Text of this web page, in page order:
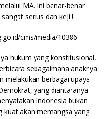
MA. Ini benar-benar
serius dan keji !.
hukum yang konstitusional,
sebagaimana anaknya
melakukan berbagai upaya
yang diantaranya
Indonesia bukan
kuat akan memangsa yang